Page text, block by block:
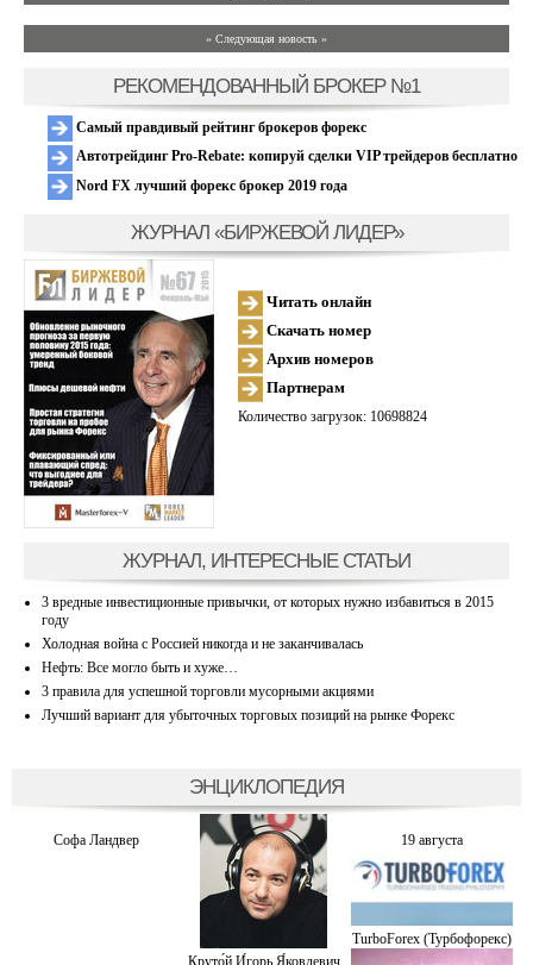
» Следующая новость »
РЕКОМЕНДОВАННЫЙ БРОКЕР №1
Самый правдивый рейтинг брокеров форекс
Автотрейдинг Pro-Rebate: копируй сделки VIP трейдеров бесплатно
Nord FX лучший форекс брокер 2019 года
ЖУРНАЛ «БИРЖЕВОЙ ЛИДЕР»
Читать онлайн
Скачать номер
Архив номеров
Партнерам
Количество загрузок: 10698824
ЖУРНАЛ, ИНТЕРЕСНЫЕ СТАТЬИ
3 вредные инвестиционные привычки, от которых нужно избавиться в 2015
году
Холодная война с Россией никогда и не заканчивалась
Нефть: Все могло быть и хуже…
3 правила для успешной торговли мусорными акциями
Лучший вариант для убыточных торговых позиций на рынке Форекс
ЭНЦИКЛОПЕДИЯ
Софа Ландвер
Круто́й И́горь Я́ковлевич
19 августа
TurboForex (Турбофорекс)